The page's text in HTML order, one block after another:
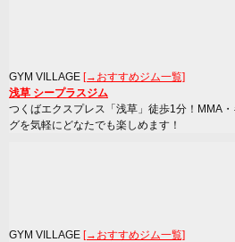
GYM VILLAGE [→おすすめジム一覧]
浅草 シープラスジム
つくばエクスプレス「浅草」徒歩1分！MMA
グを気軽にどなたでも楽しめます！
GYM VILLAGE [→おすすめジム一覧]